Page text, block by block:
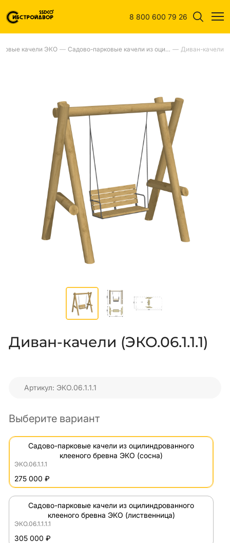
8 800 600 79 26
качели ЭКО — Садово-парковые качели из оцилиндрованного клееного бревна ЭКО — Диван-качели
Диван-качели (ЭКО.06.1.1.1)
Артикул: ЭКО.06.1.1.1
Выберите вариант
Садово-парковые качели из оцилиндрованного
клееного бревна ЭКО (сосна)
ЭКО.06.1.1.1
275 000 ₽
Садово-парковые качели из оцилиндрованного
клееного бревна ЭКО (лиственница)
ЭКО.06.1.1.1.1
305 000 ₽